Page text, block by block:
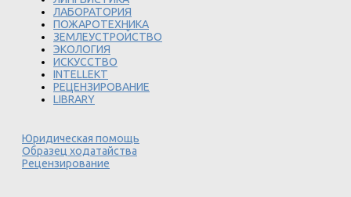
ЛАБОРАТОРИЯ
ПОЖАРОТЕХНИКА
ЗЕМЛЕУСТРОЙСТВО
ЭКОЛОГИЯ
ИСКУССТВО
INTELLEKT
РЕЦЕНЗИРОВАНИЕ
LIBRARY
Юридическая помощь
Образец ходатайства
Рецензирование